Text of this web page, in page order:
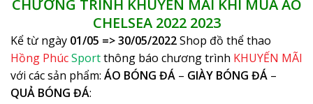
CHƯƠNG TRÌNH KHUYẾN MÃI KHI MUAÁO
CHELSEA 20222023
Kể từ ngày 01/05 => 30/05/2022Shop đồ thể thao
Hồng PhúcSportthông báo chương trình KHUYẾN MÃI
với các sản phẩm: ÁO BÓNG ĐÁ – GIÀY BÓNG ĐÁ –
QUẢ BÓNG ĐÁ: